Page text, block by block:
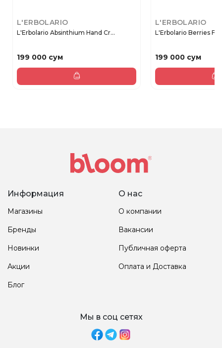
L'ERBOLARIO
L'Erbolario Absinthium Hand Cr...
199 000 сум
L'ERBOLARIO
L'Erbolario Berries
199 000 сум
Информация
Магазины
Бренды
Новинки
Акции
Блог
О нас
О компании
Вакансии
Публичная оферта
Оплата и Доставка
Мы в соц сетях